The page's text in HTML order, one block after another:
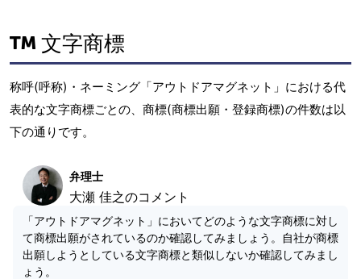
文字商標
称呼(呼称)・ネーミング「アウトドアマグネット」における代
表的な文字商標ごとの、商標(商標出願・登録商標)の件数は以
下の通りです。
弁理士
大瀬 佳之のコメント
「アウトドアマグネット」においてどのような文字商標に対し
て商標出願がされているのか確認してみましょう。自社が商標
出願しようとしている文字商標と類似しないか確認してみまし
ょう。